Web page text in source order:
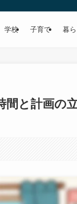
学校 子育て 暮
間と計画の